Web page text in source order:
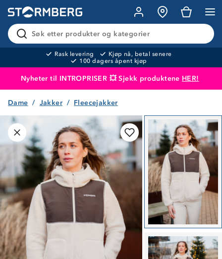
Søk etter produkter og kategorier
Rask levering
Kjøp nå, betal senere
100 dagers åpent kjøp
Nyheter til INTROPRISER 💥 Sjekk produktene HER!
Produktet er lagt i handlekurven
Dame Jakker Fleecejakker